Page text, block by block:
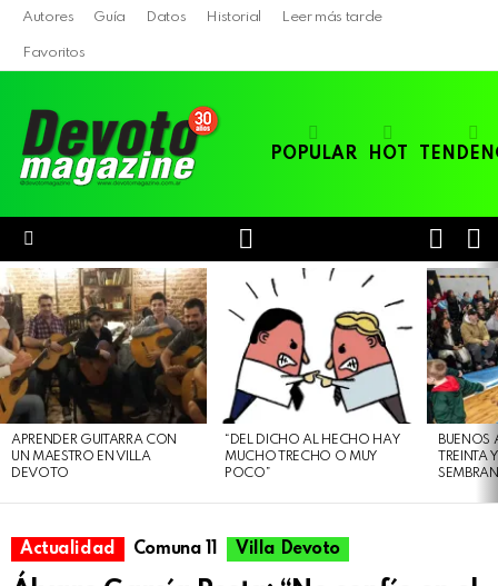
Autores Guía Datos Historial Leer más tarde
Favoritos
POPULAR HOT
SKIN
LATEST
STORIES
APRENDER GUITARRA CON
UN MAESTRO EN VILLA
DEVOTO
“DEL DICHO AL HECHO HAY
MUCHO TRECHO O MUY
POCO”
BUENOS
Actualidad Comuna 11 Villa Devoto